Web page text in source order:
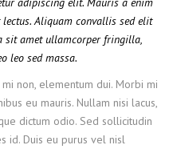
Aliquam convallis sed elit
sit amet ullamcorper fringilla,
leo sed massa.
non, elementum dui. Morbi mi
eu mauris. Nullam nisi lacus,
dictum odio. Sed sollicitudin
id. Duis eu purus vel nisl